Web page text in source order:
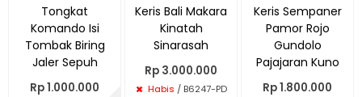
Tongkat
Komando Isi
Tombak Biring
Jaler Sepuh
Rp 1.000.000
Keris Bali Makara
Kinatah
Sinarasah
Rp 3.000.000
Habis / B6247-PD
Keris Sempaner
Pamor Rojo
Gundolo
Pajajaran Kuno
Rp 1.800.000